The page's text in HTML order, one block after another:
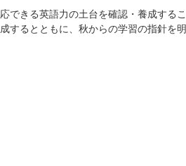
できる英語力の土台を確認・養成するこ
するとともに、秋からの学習の指針を明